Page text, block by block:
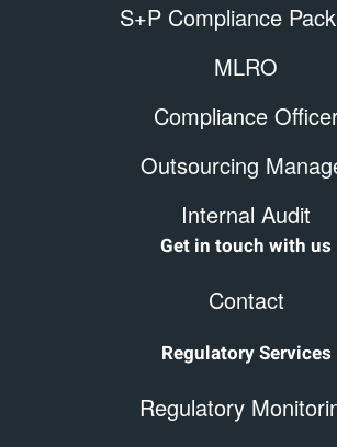
S+P Compliance
MLRO
Compliance
Outsourcing
Internal Audit
Get in touch with us
Contact
Regulatory Services
Regulatory